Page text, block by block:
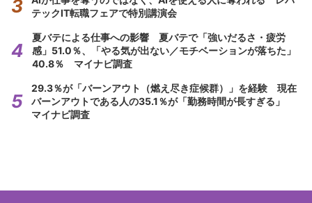
テックIT転職フェアで特別講演会
夏バテによる仕事への影響 夏バテで「強いだるさ・疲労
感」51.0％、「やる気が出ない／モチベーションが落ちた」
40.8％ マイナビ調査
29.3％が「バーンアウト（燃え尽き症候群）」を経験 現在
バーンアウトである人の35.1％が「勤務時間が長すぎる」
マイナビ調査